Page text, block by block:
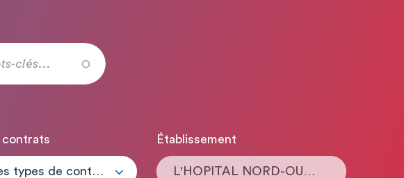
contrats
Tous les types de contrats
Établissement
L'HOPITAL NORD-OUEST TREVOUX